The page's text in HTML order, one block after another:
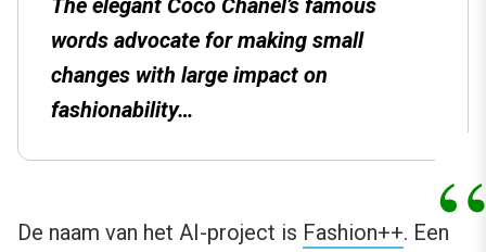
The elegant Coco Chanel’s famous
words advocate for making small
changes with large impact on
fashionability…
De naam van het AI-project is Fashion++. Een